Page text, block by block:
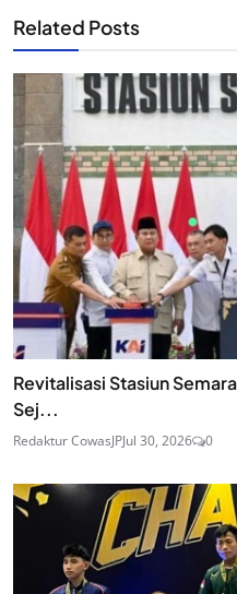
Related Posts
Revitalisasi Stasiun
Sej...
Redaktur CowasJPJul 30, 2026 0